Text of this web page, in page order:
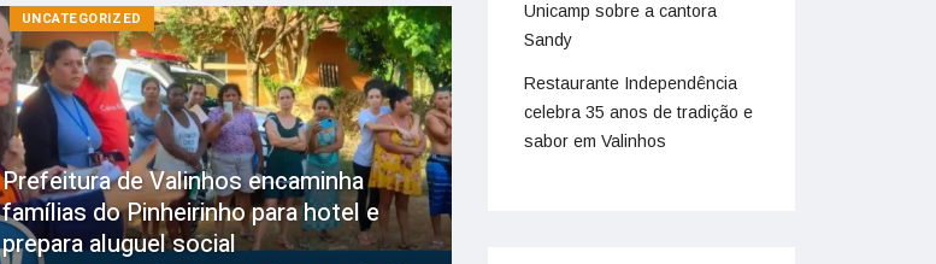
UNCATEGORIZED
Prefeitura de Valinhos encaminha
famílias do Pinheirinho para hotel e
prepara aluguel social
Unicamp sobre a cantora
Sandy
Restaurante Independência
celebra 35 anos de tradição e
sabor em Valinhos